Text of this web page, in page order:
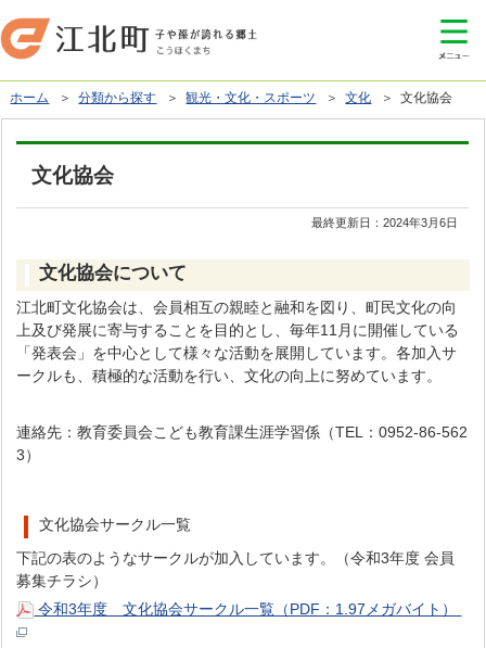
ホーム ＞分類から探す ＞観光・文化・スポーツ ＞文化 ＞ 文化協会
文化協会
最終更新日：2024年3月6日
文化協会について
江北町文化協会は、会員相互の親睦と融和を図り、町民文化の向
上及び発展に寄与することを目的とし、毎年11月に開催している
「発表会」を中心として様々な活動を展開しています。各加入サ
ークルも、積極的な活動を行い、文化の向上に努めています。
連絡先：教育委員会こども教育課生涯学習係（TEL：0952-86-562
3）
文化協会サークル一覧
下記の表のようなサークルが加入しています。（令和3年度 会員
募集チラシ）
令和3年度 文化協会サークル一覧（PDF：1.97メガバイト）